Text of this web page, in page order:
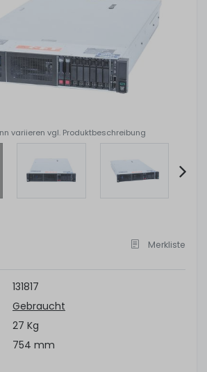
variieren vgl. Produktbeschreibung
Merkliste
131817
Gebraucht
27 Kg
754 mm